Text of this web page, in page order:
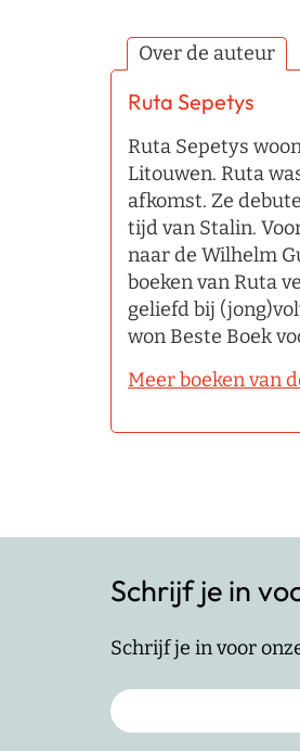
Over de auteur
Ruta Sepetys
Ruta Sepetys
Litouwen. Ruta
afkomst. Ze
tijd van Stalin.
naar de Wilhelm
boeken van Ruta
geliefd bij
won Beste Boek
Meer boeken van
Schrijf je in
Schrijf je in voor